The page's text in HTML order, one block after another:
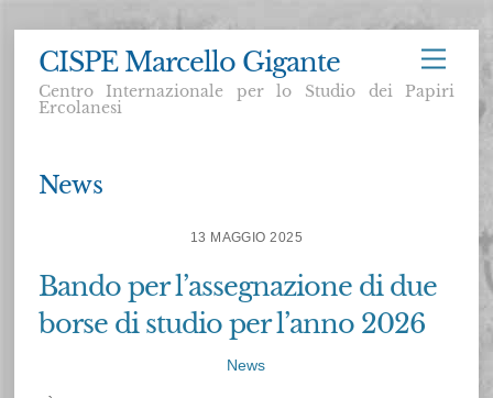
content
Menu
CISPE Marcello Gigante
Centro Internazionale per lo Studio dei Papiri
Ercolanesi
News
13 MAGGIO 2025
Bando per l’assegnazione di due
borse di studio per l’anno 2026
News